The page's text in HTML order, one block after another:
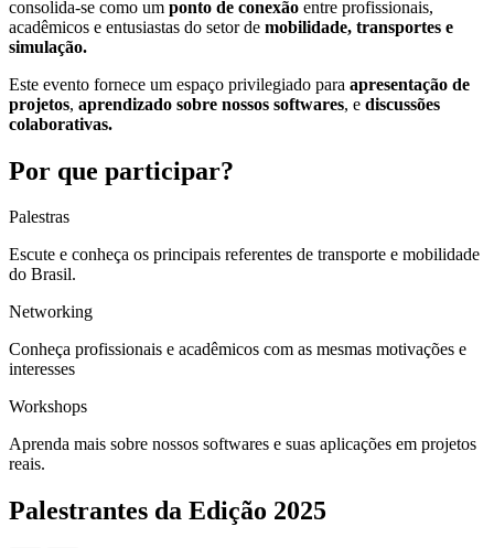
consolida-se como um ponto de conexão entre profissionais,
acadêmicos e entusiastas do setor de mobilidade, transportes e
simulação.
Este evento fornece um espaço privilegiado para apresentação de
projetos, aprendizado sobre nossos softwares, e discussões
colaborativas.
Por que participar?
Palestras
Escute e conheça os principais referentes de transporte e mobilidade
do Brasil.
Networking
Conheça profissionais e acadêmicos com as mesmas motivações e
interesses
Workshops
Aprenda mais sobre nossos softwares e suas aplicações em projetos
reais.
Palestrantes da Edição 2025